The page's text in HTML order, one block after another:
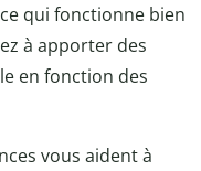
qui fonctionne bien
à apporter des
en fonction des
vous aident à